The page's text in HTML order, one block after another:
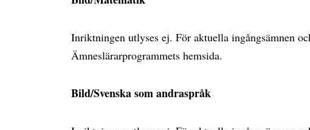
Inriktningen utlyses ej. För aktuella ingångsämnen
Ämneslärarprogrammets hemsida.
Bild/Svenska som andraspråk